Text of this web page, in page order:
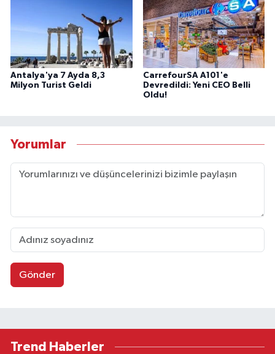
Antalya'ya 7 Ayda 8,3
Milyon Turist Geldi
CarrefourSA A101'e
Devredildi: Yeni CEO Belli
Oldu!
Yorumlar
Gönder
Trend Haberler